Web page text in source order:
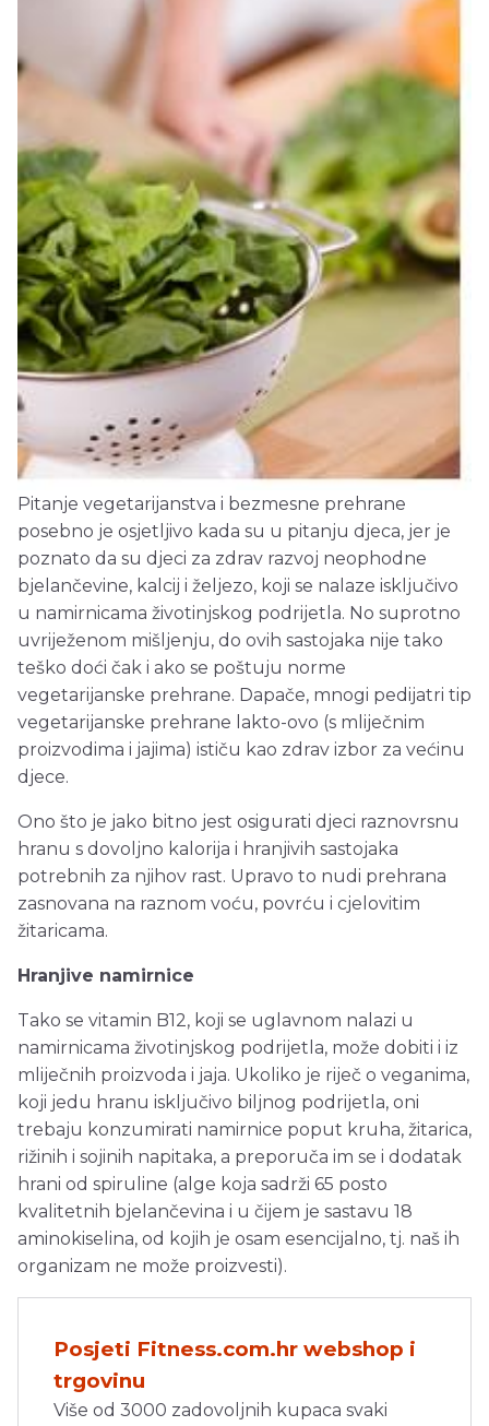
Pitanje vegetarijanstva i bezmesne prehrane
posebno je osjetljivo kada su u pitanju djeca, jer je
poznato da su djeci za zdrav razvoj neophodne
bjelančevine, kalcij i željezo, koji se nalaze isključivo
u namirnicama životinjskog podrijetla. No suprotno
uvriježenom mišljenju, do ovih sastojaka nije tako
teško doći čak i ako se poštuju norme
vegetarijanske prehrane. Dapače, mnogi pedijatri tip
vegetarijanske prehrane lakto-ovo (s mliječnim
proizvodima i jajima) ističu kao zdrav izbor za većinu
djece.
Ono što je jako bitno jest osigurati djeci raznovrsnu
hranu s dovoljno kalorija i hranjivih sastojaka
potrebnih za njihov rast. Upravo to nudi prehrana
zasnovana na raznom voću, povrću i cjelovitim
žitaricama.
Hranjive namirnice
Tako se vitamin B12, koji se uglavnom nalazi u
namirnicama životinjskog podrijetla, može dobiti i iz
mliječnih proizvoda i jaja. Ukoliko je riječ o veganima,
koji jedu hranu isključivo biljnog podrijetla, oni
trebaju konzumirati namirnice poput kruha, žitarica,
rižinih i sojinih napitaka, a preporuča im se i dodatak
hrani od spiruline (alge koja sadrži 65 posto
kvalitetnih bjelančevina i u čijem je sastavu 18
aminokiselina, od kojih je osam esencijalno, tj. naš ih
organizam ne može proizvesti).
Posjeti Fitness.com.hr webshop i
trgovinu
Više od 3000 zadovoljnih kupaca svaki